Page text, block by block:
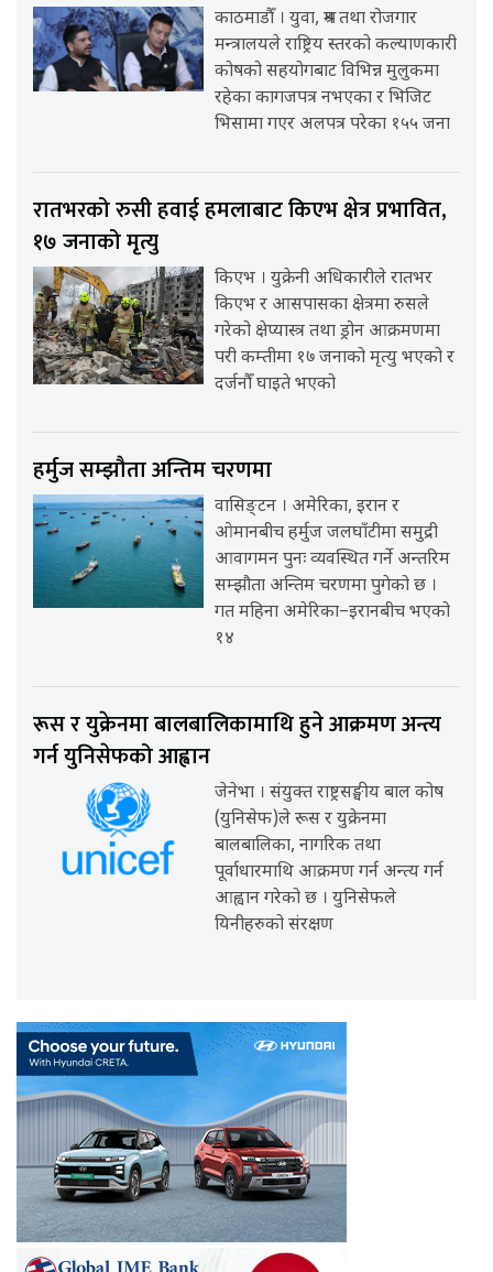
काठमाडौँ । युवा, श्रम तथा रोजगार
मन्त्रालयले राष्ट्रिय स्तरको कल्याणकारी
कोषको सहयोगबाट विभिन्न मुलुकमा
रहेका कागजपत्र नभएका र भिजिट
भिसामा गएर अलपत्र परेका १५५ जना
रातभरको रुसी हवाई हमलाबाट किएभ क्षेत्र प्रभावित,
१७ जनाको मृत्यु
किएभ । युक्रेनी अधिकारीले रातभर
किएभ र आसपासका क्षेत्रमा रुसले
गरेको क्षेप्यास्त्र तथा ड्रोन आक्रमणमा
परी कम्तीमा १७ जनाको मृत्यु भएको र
दर्जनौँ घाइते भएको
हर्मुज सम्झौता अन्तिम चरणमा
वासिङ्टन । अमेरिका, इरान र
ओमानबीच हर्मुज जलघाँटीमा समुद्री
आवागमन पुनः व्यवस्थित गर्ने अन्तरिम
सम्झौता अन्तिम चरणमा पुगेको छ ।
गत महिना अमेरिका–इरानबीच भएको
१४
रूस र युक्रेनमा बालबालिकामाथि हुने आक्रमण अन्त्य
गर्न युनिसेफको आह्वान
जेनेभा । संयुक्त राष्ट्रसङ्घीय बाल कोष
(युनिसेफ)ले रूस र युक्रेनमा
बालबालिका, नागरिक तथा
पूर्वाधारमाथि आक्रमण गर्न अन्त्य गर्न
आह्वान गरेको छ । युनिसेफले
यिनीहरुको संरक्षण